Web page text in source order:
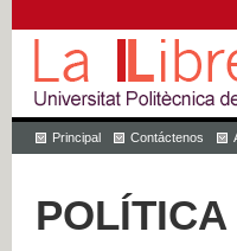
Principal Contáctenos